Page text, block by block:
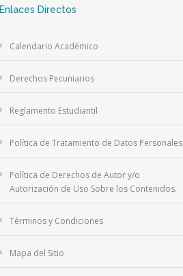
Enlaces Directos
Calendario Académico
Derechos Pecuniarios
Reglamento Estudiantil
Política de Tratamiento de Datos Personales
Política de Derechos de Autor y/o
Autorización de Uso Sobre los Contenidos.
Términos y Condiciones
Mapa del Sitio